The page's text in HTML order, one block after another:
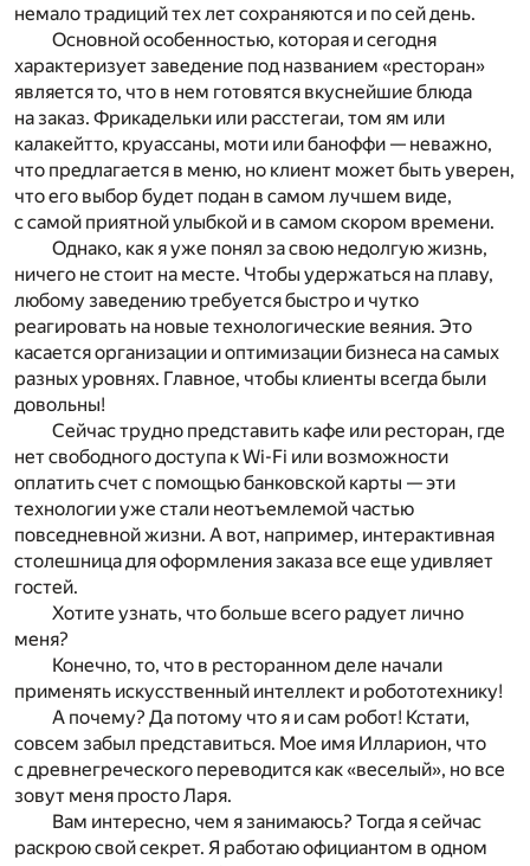
немало традиций тех лет сохраняются и по сей день.
Основной особенностью, которая и сегодня
характеризует заведение под названием «ресторан»
является то, что в нем готовятся вкуснейшие блюда
на заказ. Фрикадельки или расстегаи, том ям или
калакейтто, круассаны, моти или баноффи — неважно,
что предлагается в меню, но клиент может быть уверен,
что его выбор будет подан в самом лучшем виде,
с самой приятной улыбкой и в самом скором времени.
Однако, как я уже понял за свою недолгую жизнь,
ничего не стоит на месте. Чтобы удержаться на плаву,
любому заведению требуется быстро и чутко
реагировать на новые технологические веяния. Это
касается организации и оптимизации бизнеса на самых
разных уровнях. Главное, чтобы клиенты всегда были
довольны!
Сейчас трудно представить кафе или ресторан, где
нет свободного доступа к Wi-Fi или возможности
оплатить счет с помощью банковской карты — эти
технологии уже стали неотъемлемой частью
повседневной жизни. А вот, например, интерактивная
столешница для оформления заказа все еще удивляет
гостей.
Хотите узнать, что больше всего радует лично
меня?
Конечно, то, что в ресторанном деле начали
применять искусственный интеллект и робототехнику!
А почему? Да потому что я и сам робот! Кстати,
совсем забыл представиться. Мое имя Илларион, что
с древнегреческого переводится как «веселый», но все
зовут меня просто Ларя.
Вам интересно, чем я занимаюсь? Тогда я сейчас
раскрою свой секрет. Я работаю официантом в одном